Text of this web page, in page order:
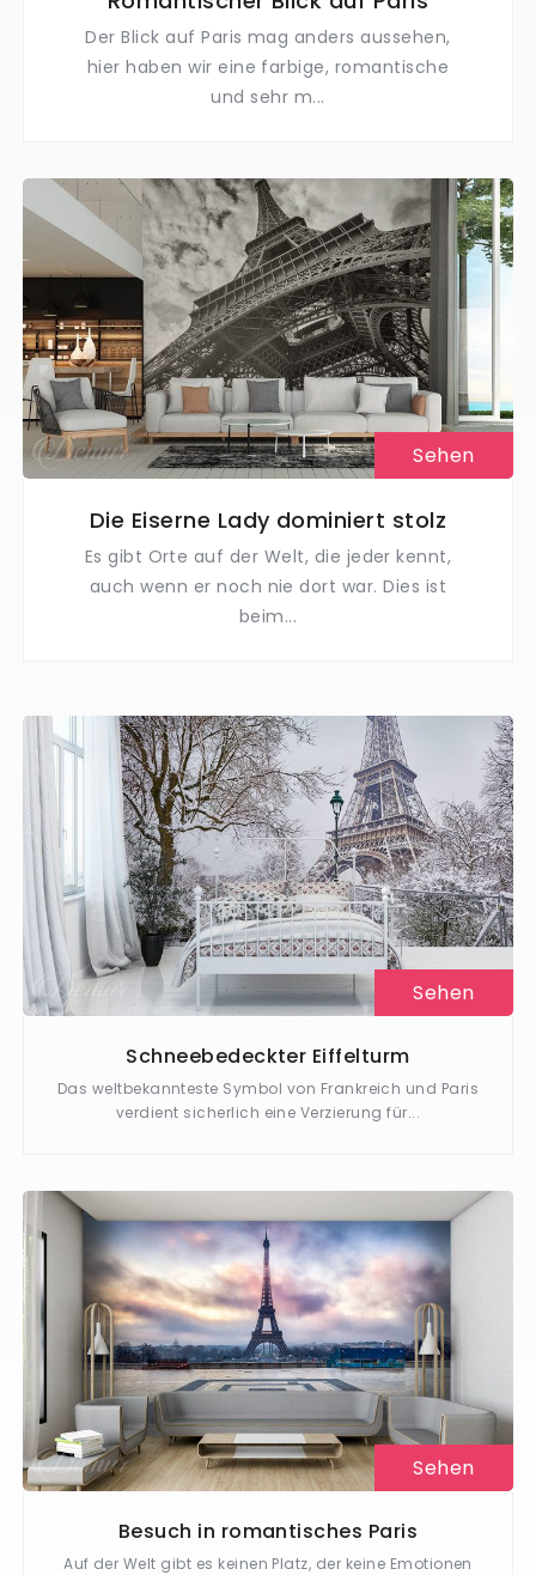
Der Blick auf Paris mag anders aussehen,
hier haben wir eine farbige, romantische
und sehr m...
Sehen
Die Eiserne Lady dominiert stolz
Es gibt Orte auf der Welt, die jeder kennt,
auch wenn er noch nie dort war. Dies ist
beim...
Sehen
Schneebedeckter Eiffelturm
Das weltbekannteste Symbol von Frankreich und Paris
verdient sicherlich eine Verzierung für...
Sehen
Besuch in romantisches Paris
Auf der Welt gibt es keinen Platz, der keine Emotionen